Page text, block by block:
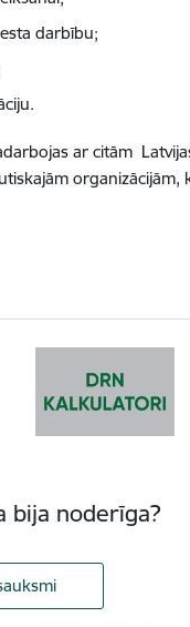
darbību;
ar citām
organizācijām,
bija noderīga?